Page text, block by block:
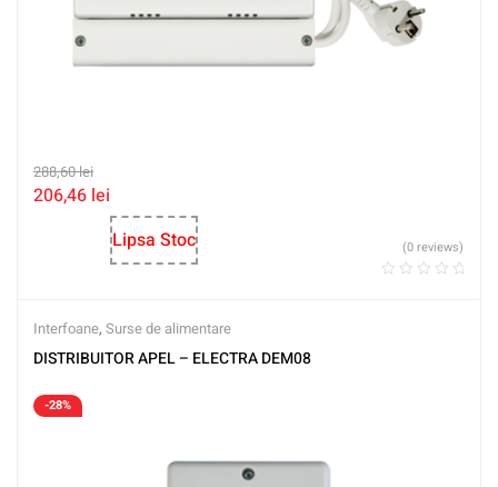
288,60lei
206,46 lei
Lipsa Stoc
(0 reviews)
Interfoane, Surse de alimentare
DISTRIBUITOR APEL – ELECTRA DEM08
-28%